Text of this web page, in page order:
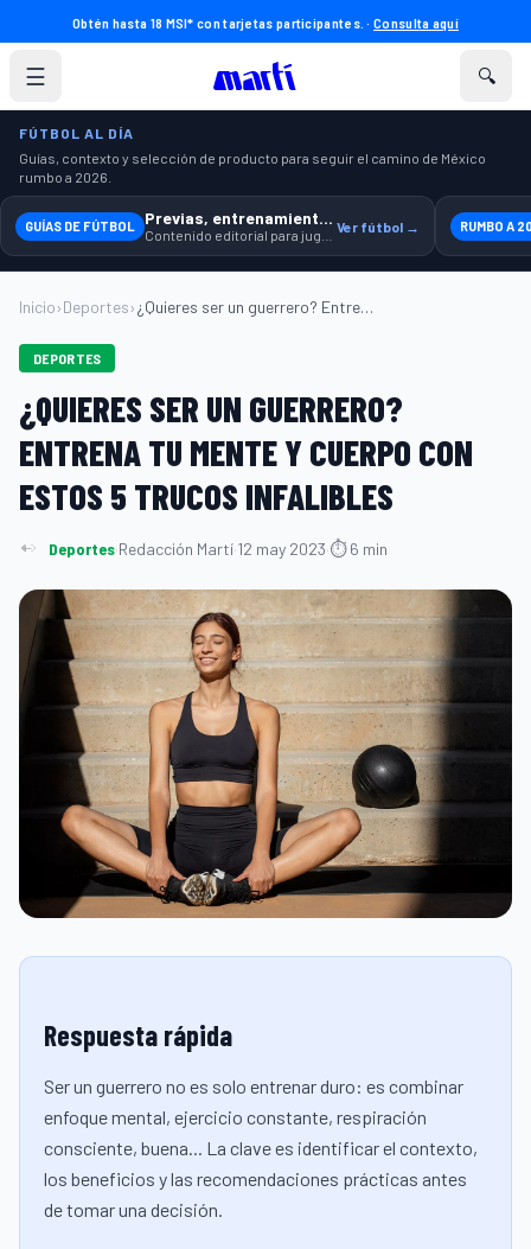
Obtén hasta 18 MSI* con tarjetas participantes. ·Consulta aquí
☰ 🔍
FÚTBOL AL DÍA
Guías, contexto y selección de producto para seguir el camino de México
rumbo a 2026.
GUÍAS DE FÚTBOL Previas, entrenamiento y producto Ver fútbol → RUMBO A
Inicio›Deportes› ¿Quieres ser un guerrero? Entrena tu men...
DEPORTES
¿QUIERES SER UN GUERRERO?
ENTRENA TU MENTE Y CUERPO CON
ESTOS 5 TRUCOS INFALIBLES
Deportes·Redacción Martí·12 may 2023·⏱ 6 min
Respuesta rápida
Ser un guerrero no es solo entrenar duro: es combinar
enfoque mental, ejercicio constante, respiración
consciente, buena... La clave es identificar el contexto,
los beneficios y las recomendaciones prácticas antes
de tomar una decisión.